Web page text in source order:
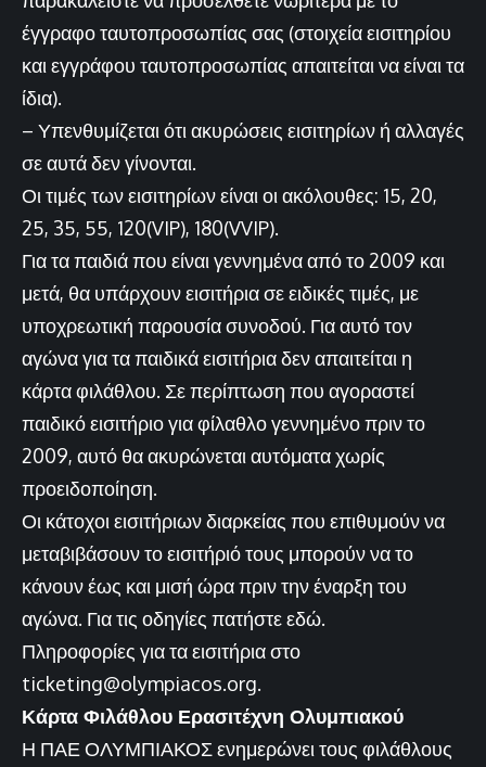
έγγραφο ταυτοπροσωπίας σας (στοιχεία εισιτηρίου
και εγγράφου ταυτοπροσωπίας απαιτείται να είναι τα
ίδια).
– Υπενθυμίζεται ότι ακυρώσεις εισιτηρίων ή αλλαγές
σε αυτά δεν γίνονται.
Οι τιμές των εισιτηρίων είναι οι ακόλουθες: 15, 20,
25, 35, 55, 120(VIP), 180(VVIP).
Για τα παιδιά που είναι γεννημένα από το 2009 και
μετά, θα υπάρχουν εισιτήρια σε ειδικές τιμές, με
υποχρεωτική παρουσία συνοδού. Για αυτό τον
αγώνα για τα παιδικά εισιτήρια δεν απαιτείται η
κάρτα φιλάθλου. Σε περίπτωση που αγοραστεί
παιδικό εισιτήριο για φίλαθλο γεννημένο πριν το
2009, αυτό θα ακυρώνεται αυτόματα χωρίς
προειδοποίηση.
Οι κάτοχοι εισιτήριων διαρκείας που επιθυμούν να
μεταβιβάσουν το εισιτήριό τους μπορούν να το
κάνουν έως και μισή ώρα πριν την έναρξη του
αγώνα. Για τις οδηγίες πατήστε εδώ.
Πληροφορίες για τα εισιτήρια στο
ticketing@olympiacos.org.
Κάρτα Φιλάθλου Ερασιτέχνη Ολυμπιακού
Η ΠΑΕ ΟΛΥΜΠΙΑΚΟΣ ενημερώνει τους φιλάθλους